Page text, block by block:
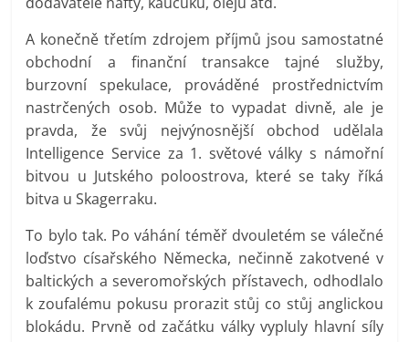
A konečně třetím zdrojem příjmů jsou samostatné
obchodní a finanční transakce tajné služby,
burzovní spekulace, prováděné prostřednictvím
nastrčených osob. Může to vypadat divně, ale je
pravda, že svůj nejvýnosnější obchod udělala
Intelligence Service za 1. světové války s námořní
bitvou u Jutského poloostrova, které se taky říká
bitva u Skagerraku.
To bylo tak. Po váhání téměř dvouletém se válečné
loďstvo císařského Německa, nečinně zakotvené v
baltických a severomořských přístavech, odhodlalo
k zoufalému pokusu prorazit stůj co stůj anglickou
blokádu. Prvně od začátku války vypluly hlavní síly